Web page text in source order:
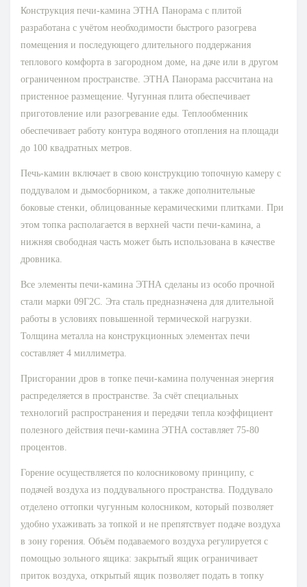
Конструкция печи-камина ЭТНА Панорама с плитой
разработана с учётом необходимости быстрого разогрева
помещения и последующего длительного поддержания
теплового комфорта в загородном доме, на даче или в другом
ограниченном пространстве. ЭТНА Панорама рассчитана на
пристенное размещение. Чугунная плита обеспечивает
приготовление или разогревание еды. Теплообменник
обеспечивает работу контура водяного отопления на площади
до 100 квадратных метров.
Печь-камин включает в свою конструкцию топочную камеру с
поддувалом и дымосборником, а также дополнительные
боковые стенки, облицованные керамическими плитками. При
этом топка располагается в верхней части печи-камина, а
нижняя свободная часть может быть использована в качестве
дровника.
Все элементы печи-камина ЭТНА сделаны из особо прочной
стали марки 09Г2С. Эта сталь предназначена для длительной
работы в условиях повышенной термической нагрузки.
Толщина металла на конструкционных элементах печи
составляет 4 миллиметра.
Присгорании дров в топке печи-камина полученная энергия
распределяется в пространстве. За счёт специальных
технологий распространения и передачи тепла коэффициент
полезного действия печи-камина ЭТНА составляет 75-80
процентов.
Горение осуществляется по колосниковому принципу, с
подачей воздуха из поддувального пространства. Поддувало
отделено оттопки чугунным колосником, который позволяет
удобно ухаживать за топкой и не препятствует подаче воздуха
в зону горения. Объём подаваемого воздуха регулируется с
помощью зольного ящика: закрытый ящик ограничивает
приток воздуха, открытый ящик позволяет подать в топку